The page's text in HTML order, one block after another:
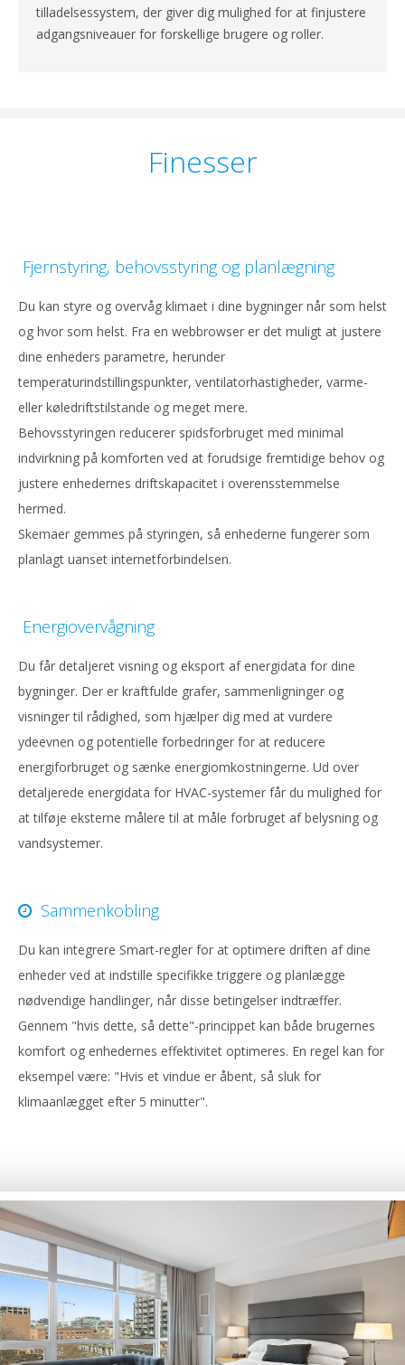
tilladelsessystem, der giver dig mulighed for at finjustere
adgangsniveauer for forskellige brugere og roller.
Finesser
Fjernstyring, behovsstyring og planlægning
Du kan styre og overvåg klimaet i dine bygninger når som helst
og hvor som helst. Fra en webbrowser er det muligt at justere
dine enheders parametre, herunder
temperaturindstillingspunkter, ventilatorhastigheder, varme-
eller køledriftstilstande og meget mere.
Behovsstyringen reducerer spidsforbruget med minimal
indvirkning på komforten ved at forudsige fremtidige behov og
justere enhedernes driftskapacitet i overensstemmelse
hermed.
Skemaer gemmes på styringen, så enhederne fungerer som
planlagt uanset internetforbindelsen.
Energiovervågning
Du får detaljeret visning og eksport af energidata for dine
bygninger. Der er kraftfulde grafer, sammenligninger og
visninger til rådighed, som hjælper dig med at vurdere
ydeevnen og potentielle forbedringer for at reducere
energiforbruget og sænke energiomkostningerne. Ud over
detaljerede energidata for HVAC-systemer får du mulighed for
at tilføje eksterne målere til at måle forbruget af belysning og
vandsystemer.
Sammenkobling
Du kan integrere Smart-regler for at optimere driften af dine
enheder ved at indstille specifikke triggere og planlægge
nødvendige handlinger, når disse betingelser indtræffer.
Gennem "hvis dette, så dette"-princippet kan både brugernes
komfort og enhedernes effektivitet optimeres. En regel kan for
eksempel være: "Hvis et vindue er åbent, så sluk for
klimaanlægget efter 5 minutter".